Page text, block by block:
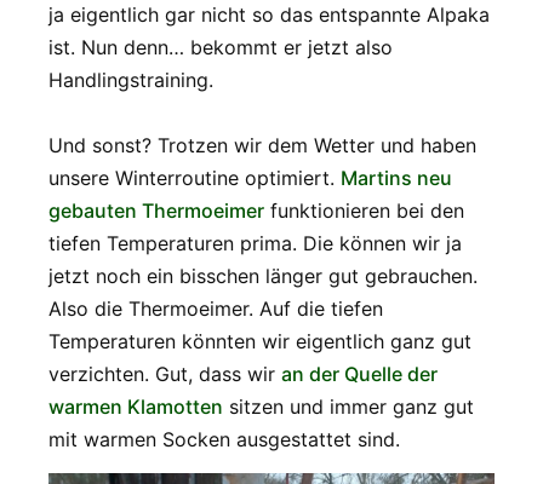
ja eigentlich gar nicht so das entspannte Alpaka
ist. Nun denn… bekommt er jetzt also
Handlingstraining.
Und sonst? Trotzen wir dem Wetter und haben
unsere Winterroutine optimiert. Martins neu
gebauten Thermoeimer funktionieren bei den
tiefen Temperaturen prima. Die können wir ja
jetzt noch ein bisschen länger gut gebrauchen.
Also die Thermoeimer. Auf die tiefen
Temperaturen könnten wir eigentlich ganz gut
verzichten. Gut, dass wir an der Quelle der
warmen Klamotten sitzen und immer ganz gut
mit warmen Socken ausgestattet sind.